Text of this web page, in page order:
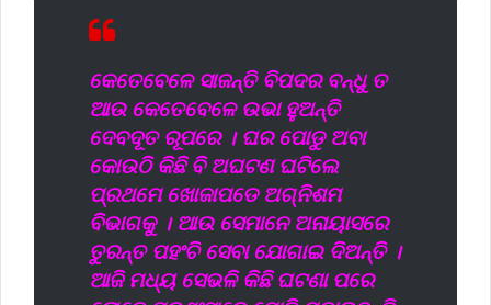
କେତେବେଳେ ସାଜନ୍ତି ବିପଦର ବନ୍ଧୁ ତ
ଆଉ କେତେବେଳେ ଉଭା ହୁଅନ୍ତି
ଦେବଦୂତ ରୂପରେ । ଘର ପୋଡୁ ଅବା
କୋଉଠି କିଛି ବି ଅଘଟଣ ଘଟିଲେ
ପ୍ରଥମେ ଖୋଜାପଡେ ଅଗ୍ନିଶମ
ବିଭାଗକୁ । ଆଉ ସେମାନେ ଅନାୟାସରେ
ତୁରନ୍ତ ପହଂଚି ସେବା ଯୋଗାଇ ଦିଅନ୍ତି ।
ଆଜି ମଧ୍ୟ ସେଭଳି କିଛି ଘଟଣା ପରେ